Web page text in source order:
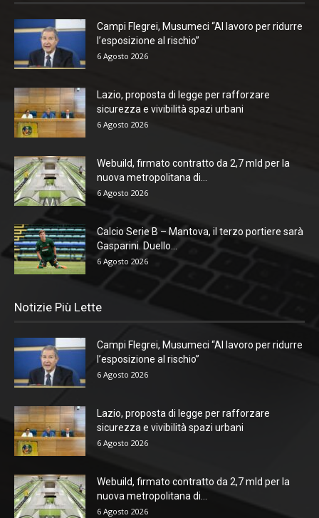
Campi Flegrei, Musumeci “Al lavoro per ridurre
l’esposizione al rischio”
6 Agosto 2026
Lazio, proposta di legge per rafforzare
sicurezza e vivibilità spazi urbani
6 Agosto 2026
Webuild, firmato contratto da 2,7 mld per la
nuova metropolitana di...
6 Agosto 2026
Calcio Serie B – Mantova, il terzo portiere sarà
Gasparini. Duello...
6 Agosto 2026
Notizie Più Lette
Campi Flegrei, Musumeci “Al lavoro per ridurre
l’esposizione al rischio”
6 Agosto 2026
Lazio, proposta di legge per rafforzare
sicurezza e vivibilità spazi urbani
6 Agosto 2026
Webuild, firmato contratto da 2,7 mld per la
nuova metropolitana di...
6 Agosto 2026